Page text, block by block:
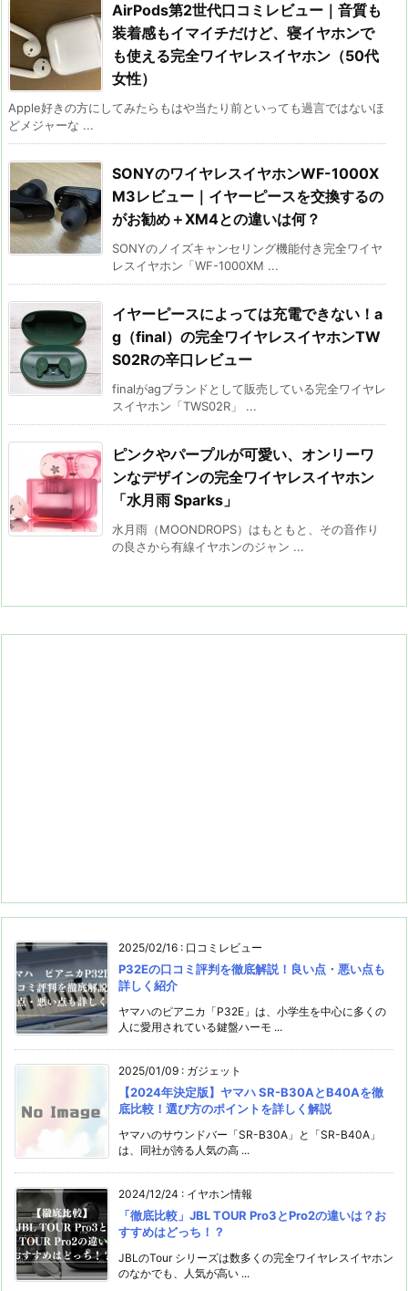
AirPods第2世代口コミレビュー｜音質も
装着感もイマイチだけど、寝イヤホンで
も使える完全ワイヤレスイヤホン（50代
女性）
Apple好きの方にしてみたらもはや当たり前といっても過言ではないほ
どメジャーな ...
SONYのワイヤレスイヤホンWF-1000X
M3レビュー｜イヤーピースを交換するの
がお勧め＋XM4との違いは何？
SONYのノイズキャンセリング機能付き完全ワイヤ
レスイヤホン「WF-1000XM ...
イヤーピースによっては充電できない！a
g（final）の完全ワイヤレスイヤホンTW
S02Rの辛口レビュー
finalがagブランドとして販売している完全ワイヤレ
スイヤホン「TWS02R」 ...
ピンクやパープルが可愛い、オンリーワ
ンなデザインの完全ワイヤレスイヤホン
「水月雨 Sparks」
水月雨（MOONDROPS）はもともと、その音作り
の良さから有線イヤホンのジャン ...
2025/02/16 : 口コミレビュー
P32Eの口コミ評判を徹底解説！良い点・悪い点も
詳しく紹介
ヤマハのピアニカ「P32E」は、小学生を中心に多くの
人に愛用されている鍵盤ハーモ ...
2025/01/09 : ガジェット
【2024年決定版】ヤマハ SR-B30AとB40Aを徹
底比較！選び方のポイントを詳しく解説
ヤマハのサウンドバー「SR-B30A」と「SR-B40A」
は、同社が誇る人気の高 ...
2024/12/24 : イヤホン情報
「徹底⽐較」JBL TOUR Pro3とPro2の違いは？お
すすめはどっち！？
JBLのTour シリーズは数多くの完全ワイヤレスイヤホン
のなかでも、人気が高い ...